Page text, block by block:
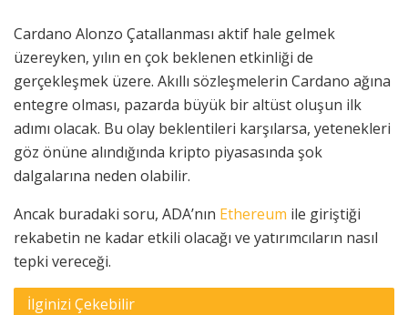
Cardano Alonzo Çatallanması aktif hale gelmek
üzereyken, yılın en çok beklenen etkinliği de
gerçekleşmek üzere. Akıllı sözleşmelerin Cardano ağına
entegre olması, pazarda büyük bir altüst oluşun ilk
adımı olacak. Bu olay beklentileri karşılarsa, yetenekleri
göz önüne alındığında kripto piyasasında şok
dalgalarına neden olabilir.
Ancak buradaki soru, ADA’nın Ethereum ile giriştiği
rekabetin ne kadar etkili olacağı ve yatırımcıların nasıl
tepki vereceği.
İlginizi Çekebilir